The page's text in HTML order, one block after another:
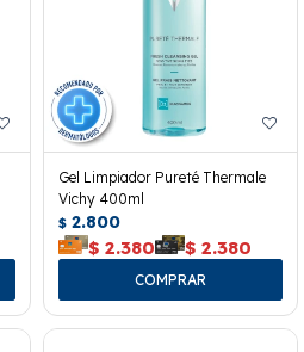
Gel Limpiador Pureté Thermale
Vichy 400ml
$ 2.800
$ 2.380 $ 2.380